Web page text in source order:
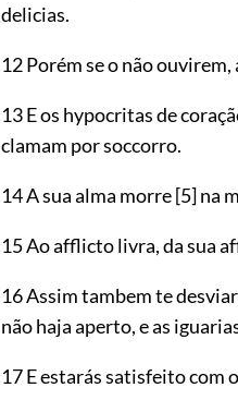
delicias.
12 Porém se o não
13 E os hypocritas de
clamam por soccorro.
14 A sua alma morre[5]na
15 Ao afflicto livra, da sua
16 Assim tambem te
não haja aperto, e as
17 E estarás satisfeito com